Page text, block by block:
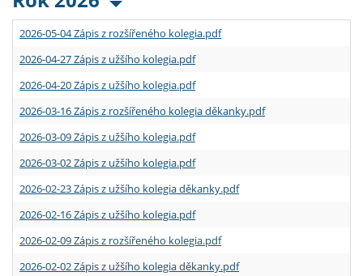
2026-05-04 Zápis z rozšířeného kolegia.pdf
2026-04-27 Zápis z užšího kolegia.pdf
2026-04-20 Zápis z užšího kolegia.pdf
2026-03-16 Zápis z rozšířeného kolegia děkanky.pdf
2026-03-09 Zápis z užšího kolegia.pdf
2026-03-02 Zápis z užšího kolegia.pdf
2026-02-23 Zápis z užšího kolegia děkanky.pdf
2026-02-16 Zápis z užšího kolegia.pdf
2026-02-09 Zápis z rozšířeného kolegia.pdf
2026-02-02 Zápis z užšího kolegia děkanky.pdf